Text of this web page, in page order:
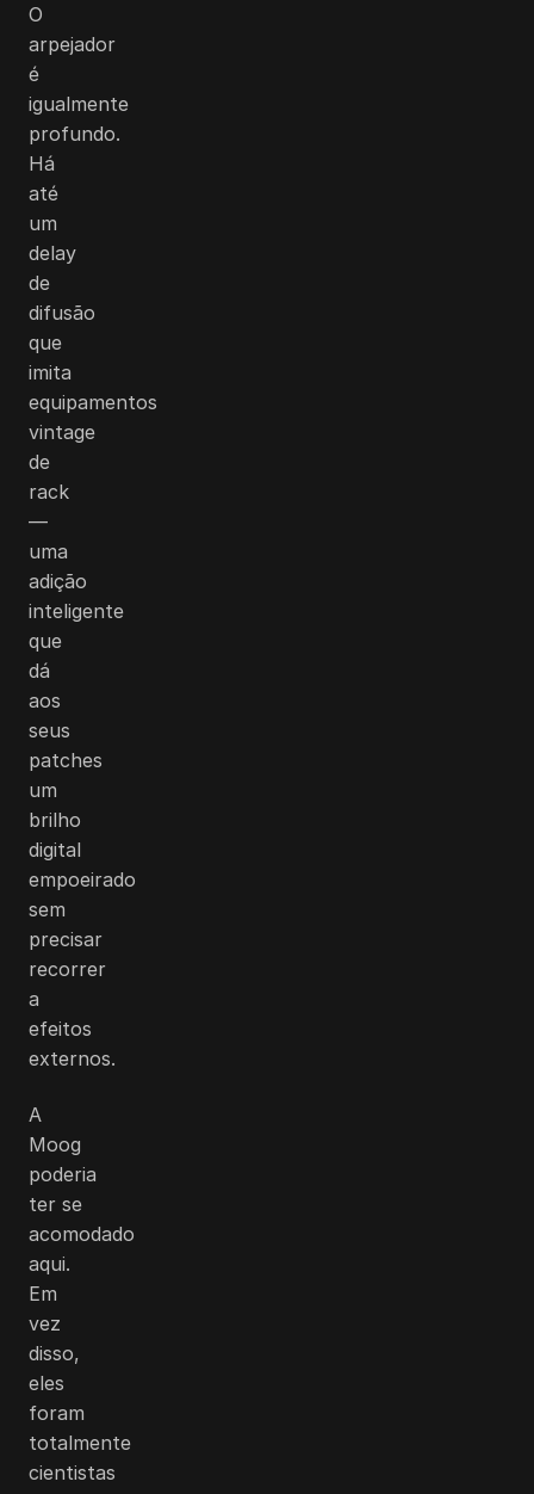
O
arpejador
é
igualmente
profundo.
Há
até
um
delay
de
difusão
que
imita
equipamentos
vintage
de
rack
—
uma
adição
inteligente
que
dá
aos
seus
patches
um
brilho
digital
empoeirado
sem
precisar
recorrer
a
efeitos
externos.
A
Moog
poderia
ter se
acomodado
aqui.
Em
vez
disso,
eles
foram
totalmente
cientistas